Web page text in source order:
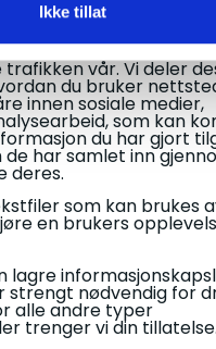
Ikke tillatcookies. Vi
for å gi innhold og
å levere sosiale
vår. Vi deler
du bruker
innen sosiale medier,
som kan
du har gjort
har samlet inn
deres.
som kan brukes
en brukers
lagre
strengt nødvendig for
alle andre typer
trenger vi din tillatelse.